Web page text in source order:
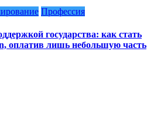
Профессия
государства: как стать
оплатив лишь небольшую часть